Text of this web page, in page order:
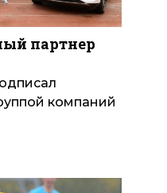
партнер
компаний